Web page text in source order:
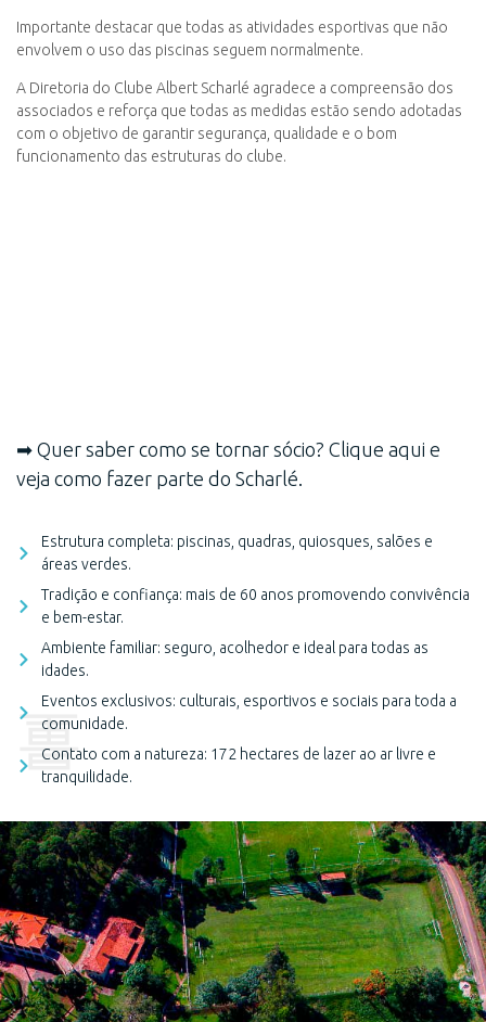
Importante destacar que todas as atividades esportivas que não
envolvem o uso das piscinas seguem normalmente.
A Diretoria do Clube Albert Scharlé agradece a compreensão dos
associados e reforça que todas as medidas estão sendo adotadas
com o objetivo de garantir segurança, qualidade e o bom
funcionamento das estruturas do clube.
➡ Quer saber como se tornar sócio? Clique aqui e
veja como fazer parte do Scharlé.
Estrutura completa: piscinas, quadras, quiosques, salões e
áreas verdes.
Tradição e confiança: mais de 60 anos promovendo convivência
e bem-estar.
Ambiente familiar: seguro, acolhedor e ideal para todas as
idades.
Eventos exclusivos: culturais, esportivos e sociais para toda a
comunidade.
Contato com a natureza: 172 hectares de lazer ao ar livre e
tranquilidade.